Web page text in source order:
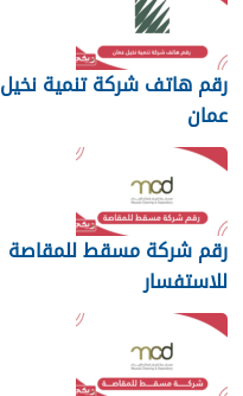
رقم هاتف شركة تنمية نخيل
عمان
رقم شركة مسقط للمقاصة
للاستفسار